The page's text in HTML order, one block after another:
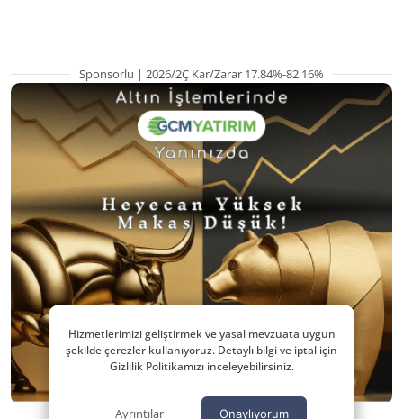
Sponsorlu | 2026/2Ç Kar/Zarar 17.84%-82.16%
Hizmetlerimizi geliştirmek ve yasal mevzuata uygun
şekilde çerezler kullanıyoruz. Detaylı bilgi ve iptal için
Gizlilik Politikamızı inceleyebilirsiniz.
Ayrıntılar Onaylıyorum